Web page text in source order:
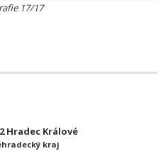
17/17
Hradec Králové
kraj